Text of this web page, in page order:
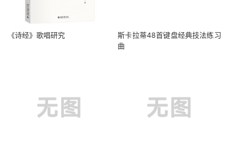
《诗经》歌唱研究
斯卡拉蒂48首键盘经典技法练习
曲